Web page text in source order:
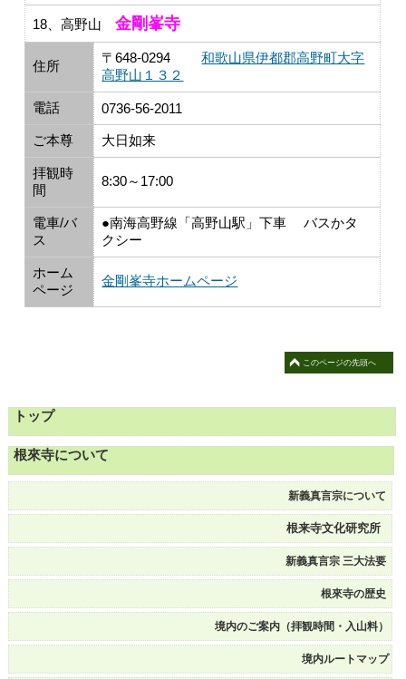
18、高野山金剛峯寺
住所
〒648-0294和歌山県伊都郡高野町大字
高野山１３２
電話 0736-56-2011
ご本尊 大日如来
拝観時
間
8:30～17:00
電車/バ
ス
●南海高野線「高野山駅」下車 バスかタ
クシー
ホーム
ページ
金剛峯寺ホームページ
このページの先頭へ
トップ
根來寺について
新義真言宗について
根来寺文化研究所
新義真言宗 三大法要
根來寺の歴史
境内のご案内（拝観時間・入山料）
境内ルートマップ